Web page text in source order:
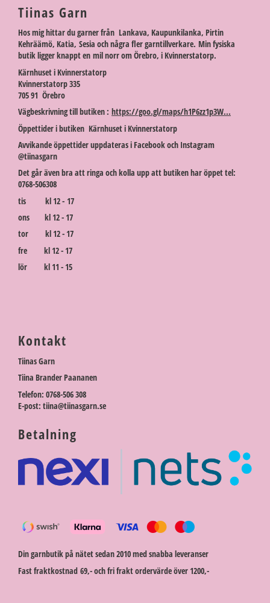
Tiinas Garn
Hos mig hittar du garner från Lankava, Kaupunkilanka, Pirtin
Kehräämö, Katia, Sesia och några fler garntillverkare. Min fysiska
butik ligger knappt en mil norr om Örebro, i Kvinnerstatorp.
Kärnhuset i Kvinnerstatorp
Kvinnerstatorp 335
705 91 Örebro
Vägbeskrivning till butiken : https://goo.gl/maps/h1P6zz1p3W...
Öppettider i butiken Kärnhuset i Kvinnerstatorp
Avvikande öppettider uppdateras i Facebook och Instagram
@tiinasgarn
Det går även bra att ringa och kolla upp att butiken har öppet tel:
0768-506308
tis kl 12 - 17
ons kl 12 - 17
tor kl 12 - 17
fre kl 12 - 17
lör kl 11 - 15
Kontakt
Tiinas Garn
Tiina Brander Paananen
Telefon: 0768-506 308
E-post: tiina@tiinasgarn.se
Betalning
Din garnbutik på nätet sedan 2010 med snabba leveranser
Fast fraktkostnad 69,- och fri frakt ordervärde över 1200,-